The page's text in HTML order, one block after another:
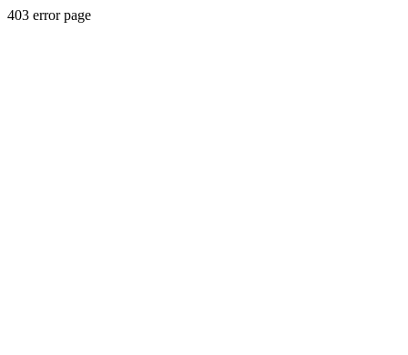
403 error page